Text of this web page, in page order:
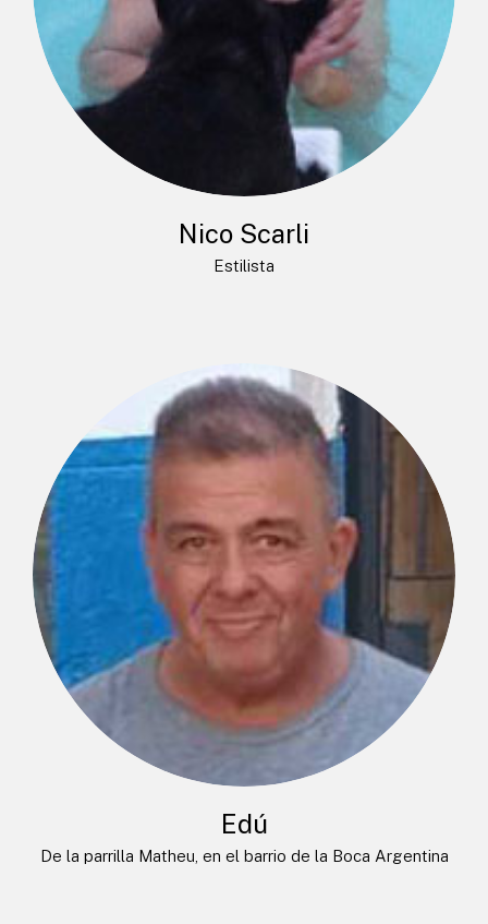
Nico Scarli
Estilista
Edú
De la parrilla Matheu, en el barrio de la Boca Argentina